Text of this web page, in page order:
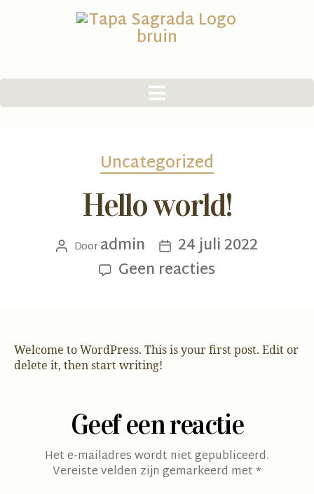
Uncategorized
Hello world!
Dooradmin
24 juli 2022
Geen reacties
Welcome to WordPress. This is your first post. Edit or
delete it, then start writing!
Geef een reactie
Het e-mailadres wordt niet gepubliceerd.
Vereiste velden zijn gemarkeerd met*